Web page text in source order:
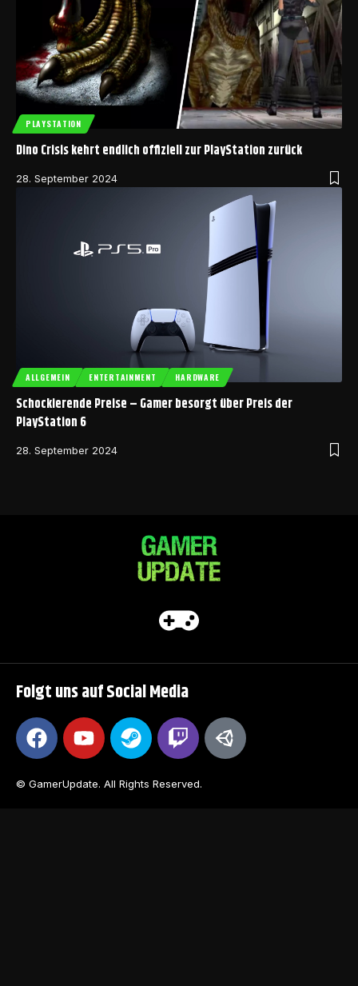
PLAYSTATION
Dino Crisis kehrt endlich offiziell zur PlayStation zurück
28. September 2024
ALLGEMEIN ENTERTAINMENT HARDWARE
Schockierende Preise – Gamer besorgt über Preis der
PlayStation 6
28. September 2024
Folgt uns auf Social Media
© GamerUpdate. All Rights Reserved.